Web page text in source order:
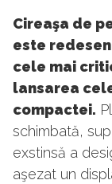
Cireaşa de
este
cele mai
lansarea
compactei.
schimbată,
exstinsă a
aşezat un